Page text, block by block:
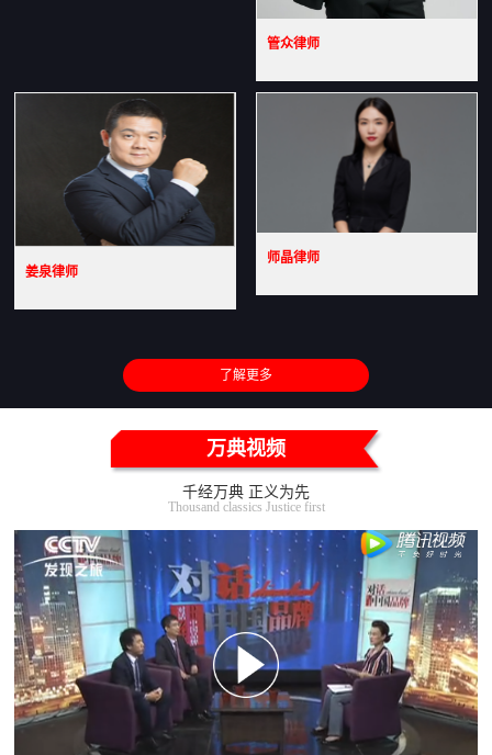
管众律师
姜泉律师
师晶律师
了解更多
万典视频
千经万典 正义为先
Thousand classics Justice first